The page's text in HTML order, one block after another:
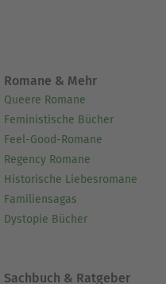
Romane & Mehr
Queere Romane
Feministische Bücher
Feel-Good-Romane
Regency Romane
Historische Liebesromane
Familiensagas
Dystopie Bücher
Sachbuch & Ratgeber